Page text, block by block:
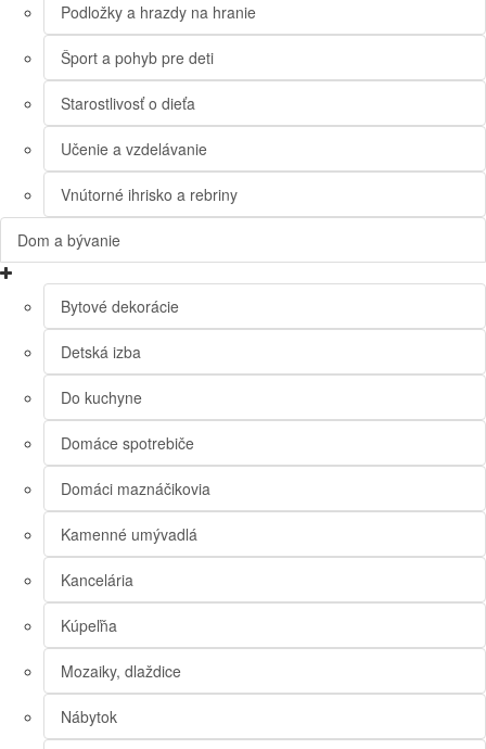
Podložky a hrazdy na hranie
Šport a pohyb pre deti
Starostlivosť o dieťa
Učenie a vzdelávanie
Vnútorné ihrisko a rebriny
Dom a bývanie
Bytové dekorácie
Detská izba
Do kuchyne
Domáce spotrebiče
Domáci maznáčikovia
Kamenné umývadlá
Kancelária
Kúpeľňa
Mozaiky, dlaždice
Nábytok